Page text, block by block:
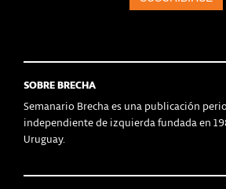
SOBRE BRECHA
Semanario Brecha es una publicación
independiente de izquierda fundada en
Uruguay.